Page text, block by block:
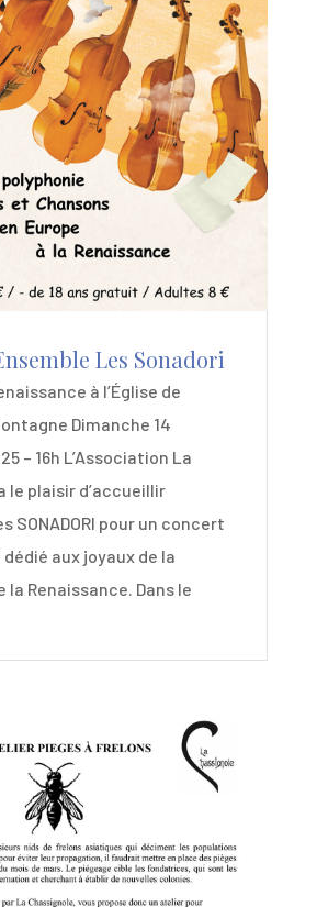
Les Sonadori
à l’Église de
Dimanche 14
– 16h L’Association La
le plaisir d’accueillir
SONADORI pour un concert
aux joyaux de la
la Renaissance. Dans le